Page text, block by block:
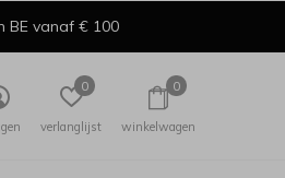
verlanglijst
0
winkelwagen
0
BE vanaf € 100